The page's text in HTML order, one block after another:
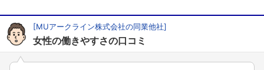
[MUアークライン株式会社の同業他社]
女性の働きやすさの口コミ